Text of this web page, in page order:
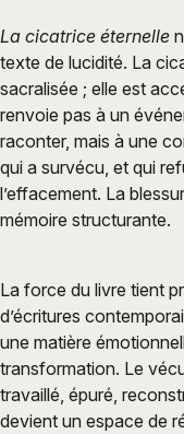
La cicatrice éternelle
texte de lucidité. La
sacralisée ; elle est
renvoie pas à un
raconter, mais à une
qui a survécu, et qui
l’effacement. La
mémoire structurante.
La force du livre tient
d’écritures
une matière
transformation. Le
travaillé, épuré,
devient un espace de